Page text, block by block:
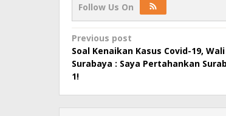
Follow Us On
Post
navigation
Previous post
Soal Kenaikan Kasus Covid-19,
Surabaya : Saya Pertahankan
1!